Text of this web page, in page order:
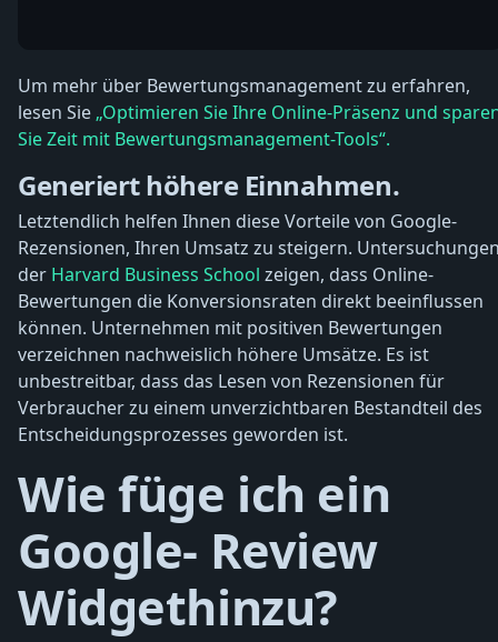
Um mehr über Bewertungsmanagement zu erfahren,
lesen Sie „Optimieren Sie Ihre Online-Präsenz und
Sie Zeit mit Bewertungsmanagement-Tools“.
Generiert höhere Einnahmen.
Letztendlich helfen Ihnen diese Vorteile von Google-
Rezensionen, Ihren Umsatz zu steigern.
der Harvard Business School zeigen, dass Online-
Bewertungen die Konversionsraten direkt beeinflussen
können. Unternehmen mit positiven Bewertungen
verzeichnen nachweislich höhere Umsätze. Es ist
unbestreitbar, dass das Lesen von Rezensionen für
Verbraucher zu einem unverzichtbaren Bestandteil des
Entscheidungsprozesses geworden ist.
Wie füge ich ein
Google- Review
Widgethinzu?